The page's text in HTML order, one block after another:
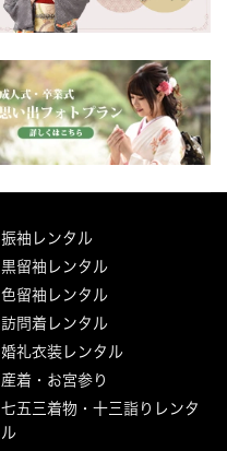
振袖レンタル
黒留袖レンタル
色留袖レンタル
訪問着レンタル
婚礼衣装レンタル
産着・お宮参り
七五三着物・十三詣りレンタ
ル